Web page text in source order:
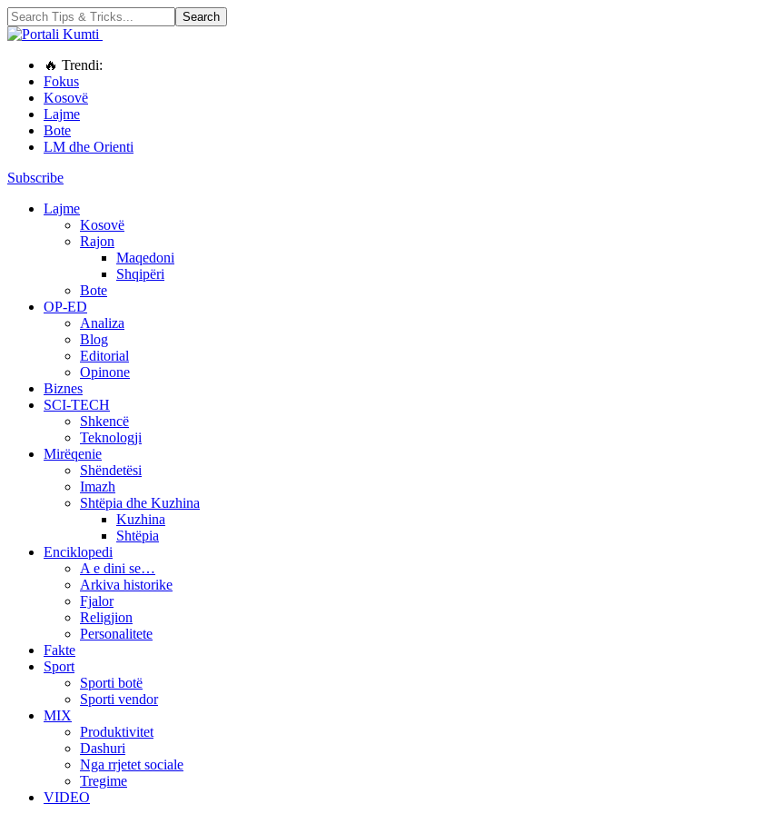
🔥 Trendi:
Fokus
Kosovë
Lajme
Bote
LM dhe Orienti
Subscribe
Lajme
Kosovë
Rajon
Maqedoni
Shqipëri
Bote
OP-ED
Analiza
Blog
Editorial
Opinone
Biznes
SCI-TECH
Shkencë
Teknologji
Mirëqenie
Shëndetësi
Imazh
Shtëpia dhe Kuzhina
Kuzhina
Shtëpia
Enciklopedi
A e dini se…
Arkiva historike
Fjalor
Religjion
Personalitete
Fakte
Sport
Sporti botë
Sporti vendor
MIX
Produktivitet
Dashuri
Nga rrjetet sociale
Tregime
VIDEO